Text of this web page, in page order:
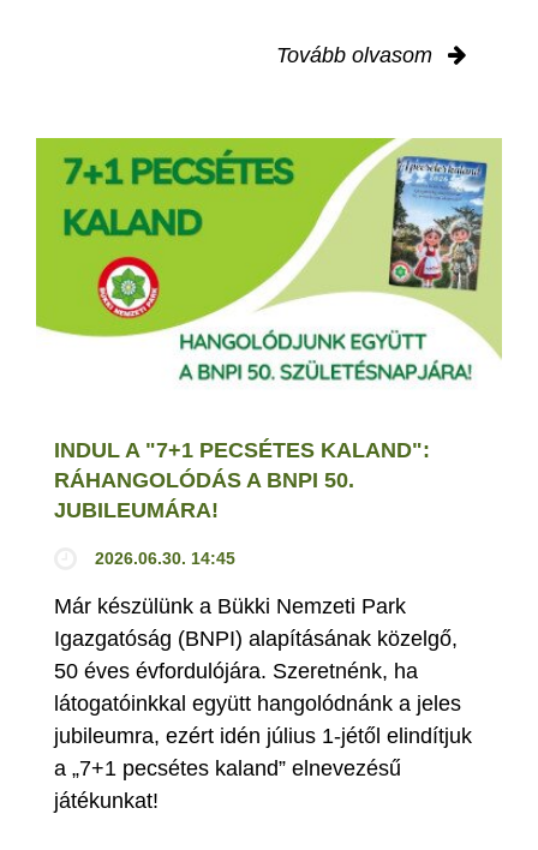
Tovább olvasom
INDUL A "7+1 PECSÉTES KALAND":
RÁHANGOLÓDÁS A BNPI 50.
JUBILEUMÁRA!
2026.06.30. 14:45
Már készülünk a Bükki Nemzeti Park
Igazgatóság (BNPI) alapításának közelgő,
50 éves évfordulójára. Szeretnénk, ha
látogatóinkkal együtt hangolódnánk a jeles
jubileumra, ezért idén július 1-jétől elindítjuk
a „7+1 pecsétes kaland” elnevezésű
játékunkat!